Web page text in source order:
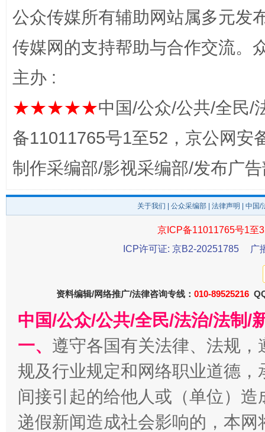
千年窑火 生生不息
公众传媒所有辅助网站属多元发
传媒网的支持帮助与合作交流。
主办 :
★★★★★中国/公众/公共/全民/
备11011765号1至52，京公网安
制作采编部/影视采编部/发布广
关于我们 公众采编部 法律声明 | 中国
京ICP备11011765号1至
ICP许可证: 京B2-20251785
广
资料编辑/网络推广/法律咨询专线： 010-89525216
中国/公众/公共/全民/法治/法制/
一、 遵守各国有关法律、法规
规及行业规定和网络职业道德
间接引起的给他人或（单位）
递假新闻造成社会影响的，本